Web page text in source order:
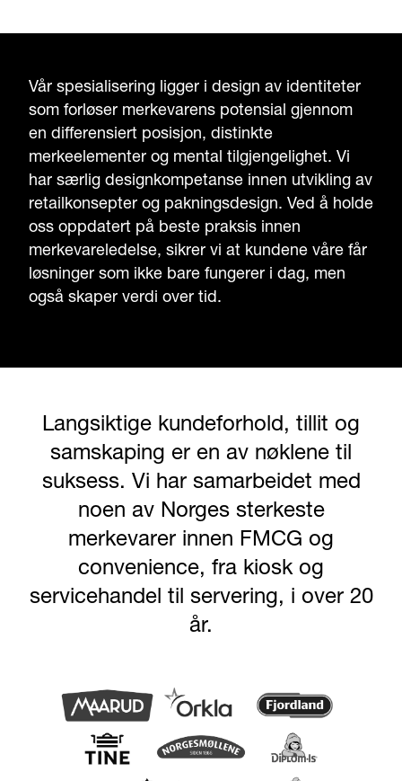
Vår spesialisering ligger i design av identiteter
som forløser merkevarens potensial gjennom
en differensiert posisjon, distinkte
merkeelementer og mental tilgjengelighet. Vi
har særlig designkompetanse innen utvikling av
retailkonsepter og pakningsdesign. Ved å holde
oss oppdatert på beste praksis innen
merkevareledelse, sikrer vi at kundene våre får
løsninger som ikke bare fungerer i dag, men
også skaper verdi over tid.
Langsiktige kundeforhold, tillit og
samskaping er en av nøklene til
suksess. Vi har samarbeidet med
noen av Norges sterkeste
merkevarer innen FMCG og
convenience, fra kiosk og
servicehandel til servering, i over 20
år.